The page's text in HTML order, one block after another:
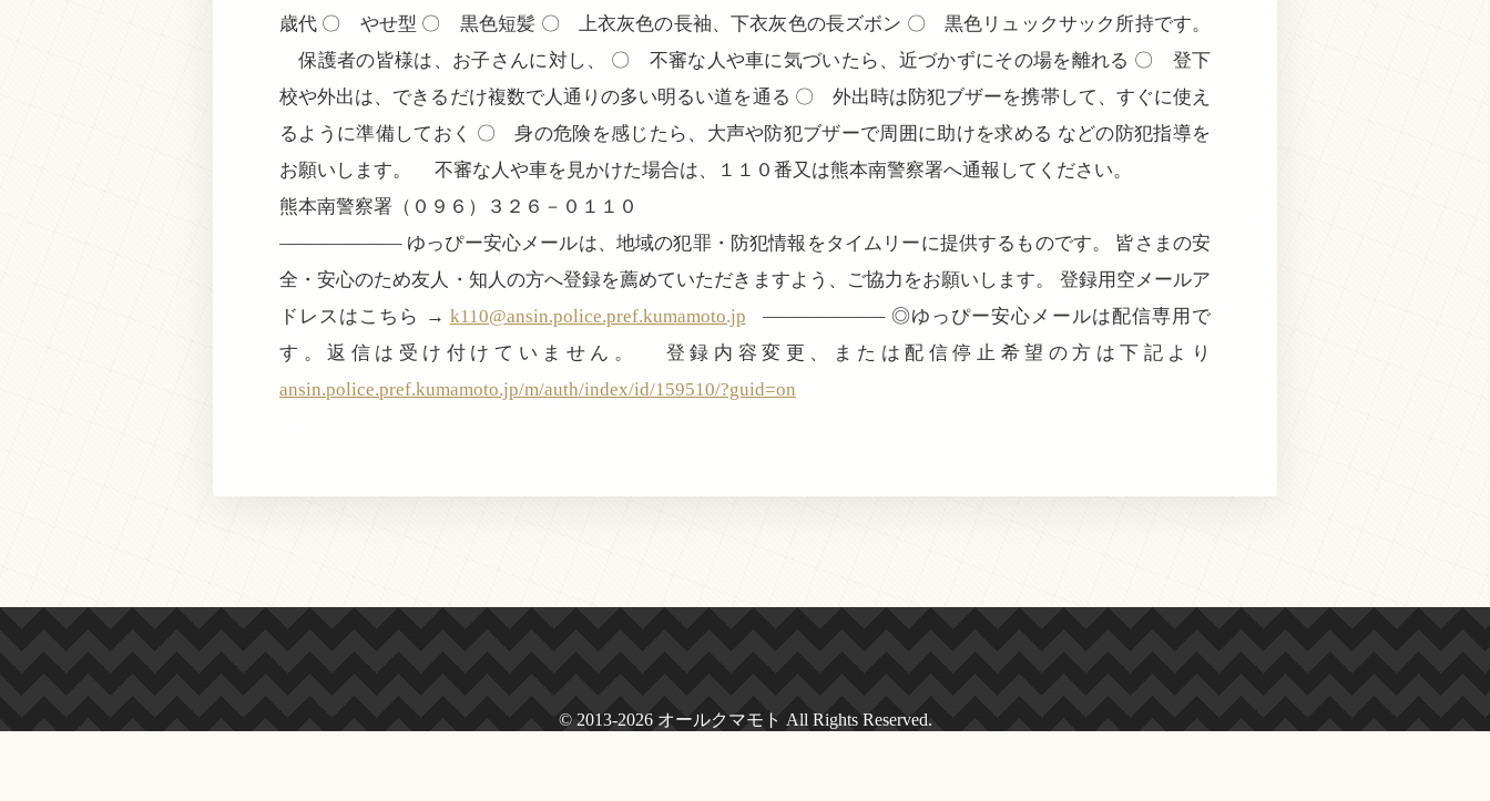
歳代 〇 やせ型 〇 黒色短髪 〇 上衣灰色の長袖、下衣灰色の長ズボン 〇 黒色リュックサック所持です。
保護者の皆様は、お子さんに対し、 〇 不審な人や車に気づいたら、近づかずにその場を離れる 〇 登下
校や外出は、できるだけ複数で人通りの多い明るい道を通る 〇 外出時は防犯ブザーを携帯して、すぐに使え
るように準備しておく 〇 身の危険を感じたら、大声や防犯ブザーで周囲に助けを求める などの防犯指導を
お願いします。 不審な人や車を見かけた場合は、１１０番又は熊本南警察署へ通報してください。
熊本南警察署（０９６）３２６－０１１０
——————– ゆっぴー安心メールは、地域の犯罪・防犯情報をタイムリーに提供するものです。 皆さまの安
全・安心のため友人・知人の方へ登録を薦めていただきますよう、ご協力をお願いします。 登録用空メールア
ドレスはこちら → k110@ansin.police.pref.kumamoto.jp ——————– ◎ゆっぴー安心メールは配信専用で
す。返信は受け付けていません。 登録内容変更、または配信停止希望の方は下記より
ansin.police.pref.kumamoto.jp/m/auth/index/id/159510/?guid=on
© 2013-2026 オールクマモト All Rights Reserved.